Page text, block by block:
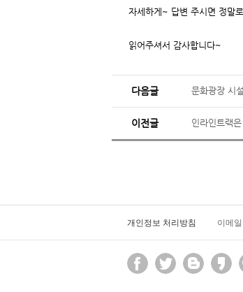
자세하게~ 답변 주시면 정말
읽어주셔서 감사합니다~
다음글 문화광장 시
이전글 인라인트랙
개인정보 처리방침 이메